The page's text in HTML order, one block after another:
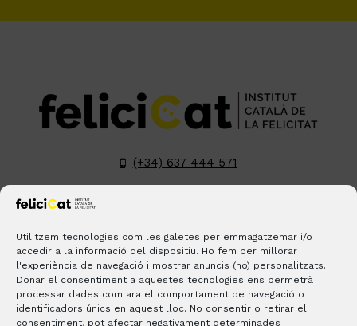
Utilitzem tecnologies com les galetes per emmagatzemar i/o
accedir a la informació del dispositiu. Ho fem per millorar
l'experiència de navegació i mostrar anuncis (no) personalitzats.
Donar el consentiment a aquestes tecnologies ens permetrà
processar dades com ara el comportament de navegació o
identificadors únics en aquest lloc. No consentir o retirar el
consentiment, pot afectar negativament determinades
(+34) 637 444 571
hola@felicicat.cat
LinkedInYouTube Pinterest
BLOGS CONTACTE ON ESTEM?